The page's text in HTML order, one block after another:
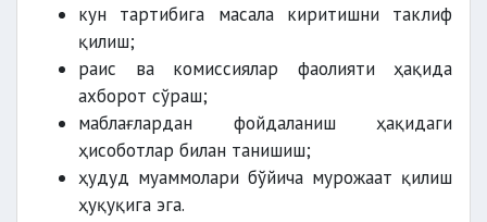
кун тартибига масала киритишни таклиф
қилиш;
раис ва комиссиялар фаолияти ҳақида
ахборот сўраш;
маблағлардан фойдаланиш ҳақидаги
ҳисоботлар билан танишиш;
ҳудуд муаммолари бўйича мурожаат қилиш
ҳуқуқига эга.